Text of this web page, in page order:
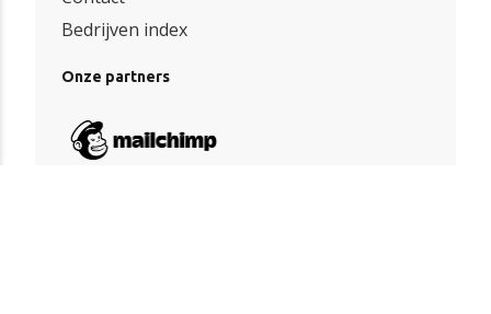
Bedrijven index
Onze partners